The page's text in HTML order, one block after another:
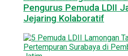
Pengurus Pemuda LDII
Jejaring Kolaboratif